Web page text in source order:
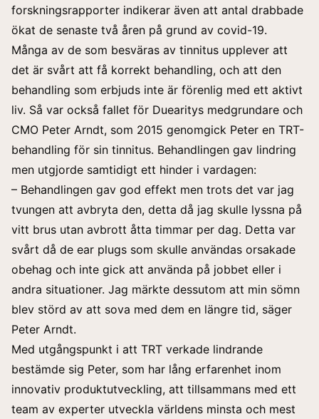
forskningsrapporter indikerar även att antal drabbade
ökat de senaste två åren på grund av covid-19.
Många av de som besväras av tinnitus upplever att
det är svårt att få korrekt behandling, och att den
behandling som erbjuds inte är förenlig med ett aktivt
liv. Så var också fallet för Duearitys medgrundare och
CMO Peter Arndt, som 2015 genomgick Peter en TRT-
behandling för sin tinnitus. Behandlingen gav lindring
men utgjorde samtidigt ett hinder i vardagen:
– Behandlingen gav god effekt men trots det var jag
tvungen att avbryta den, detta då jag skulle lyssna på
vitt brus utan avbrott åtta timmar per dag. Detta var
svårt då de ear plugs som skulle användas orsakade
obehag och inte gick att använda på jobbet eller i
andra situationer. Jag märkte dessutom att min sömn
blev störd av att sova med dem en längre tid, säger
Peter Arndt.
Med utgångspunkt i att TRT verkade lindrande
bestämde sig Peter, som har lång erfarenhet inom
innovativ produktutveckling, att tillsammans med ett
team av experter utveckla världens minsta och mest